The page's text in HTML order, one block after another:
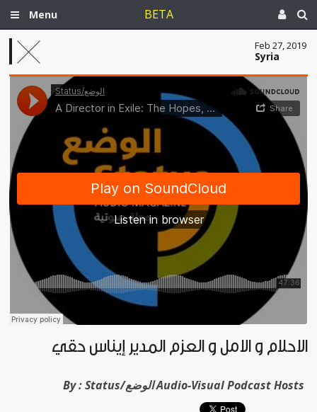
Menu BETA
Feb 27, 2019
Syria
الأحلام و الأمل و العزم المدير إيناس حقي
By : Status/الوضع Audio-Visual Podcast Hosts